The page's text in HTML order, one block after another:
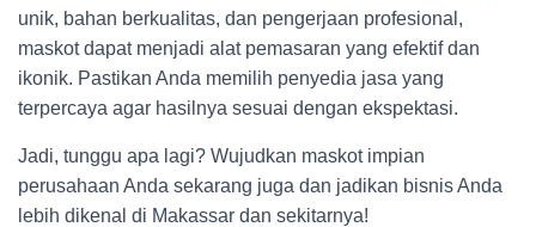
unik, bahan berkualitas, dan pengerjaan profesional,
maskot dapat menjadi alat pemasaran yang efektif dan
ikonik. Pastikan Anda memilih penyedia jasa yang
terpercaya agar hasilnya sesuai dengan ekspektasi.
Jadi, tunggu apa lagi? Wujudkan maskot impian
perusahaan Anda sekarang juga dan jadikan bisnis Anda
lebih dikenal di Makassar dan sekitarnya!